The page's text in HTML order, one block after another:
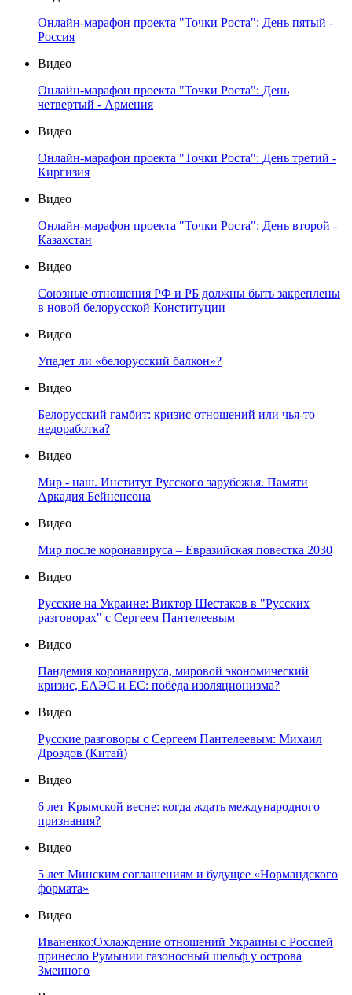
Онлайн-марафон проекта "Точки Роста": День пятый -
Россия
Видео
Онлайн-марафон проекта "Точки Роста": День
четвертый - Армения
Видео
Онлайн-марафон проекта "Точки Роста": День третий -
Киргизия
Видео
Онлайн-марафон проекта "Точки Роста": День второй -
Казахстан
Видео
Союзные отношения РФ и РБ должны быть закреплены
в новой белорусской Конституции
Видео
Упадет ли «белорусский балкон»?
Видео
Белорусский гамбит: кризис отношений или чья-то
недоработка?
Видео
Мир - наш. Институт Русского зарубежья. Памяти
Аркадия Бейненсона
Видео
Мир после коронавируса – Евразийская повестка 2030
Видео
Русские на Украине: Виктор Шестаков в "Русских
разговорах" с Сергеем Пантелеевым
Видео
Пандемия коронавируса, мировой экономический
кризис, ЕАЭС и ЕС: победа изоляционизма?
Видео
Русские разговоры с Сергеем Пантелеевым: Михаил
Дроздов (Китай)
Видео
6 лет Крымской весне: когда ждать международного
признания?
Видео
5 лет Минским соглашениям и будущее «Нормандского
формата»
Видео
Иваненко:Охлаждение отношений Украины с Россией
принесло Румынии газоносный шельф у острова
Змеиного